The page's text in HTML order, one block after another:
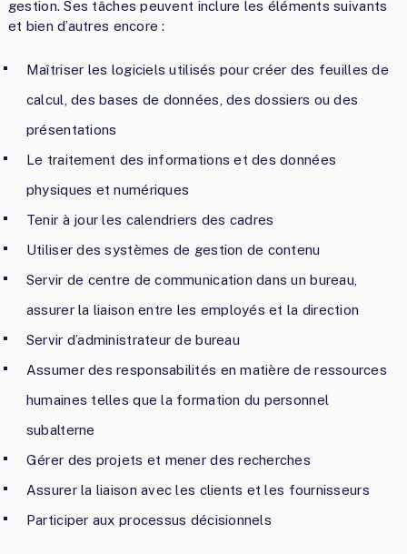
gestion. Ses tâches peuvent inclure les éléments suivants
et bien d’autres encore :
Maîtriser les logiciels utilisés pour créer des feuilles de
calcul, des bases de données, des dossiers ou des
présentations
Le traitement des informations et des données
physiques et numériques
Tenir à jour les calendriers des cadres
Utiliser des systèmes de gestion de contenu
Servir de centre de communication dans un bureau,
assurer la liaison entre les employés et la direction
Servir d’administrateur de bureau
Assumer des responsabilités en matière de ressources
humaines telles que la formation du personnel
subalterne
Gérer des projets et mener des recherches
Assurer la liaison avec les clients et les fournisseurs
Participer aux processus décisionnels